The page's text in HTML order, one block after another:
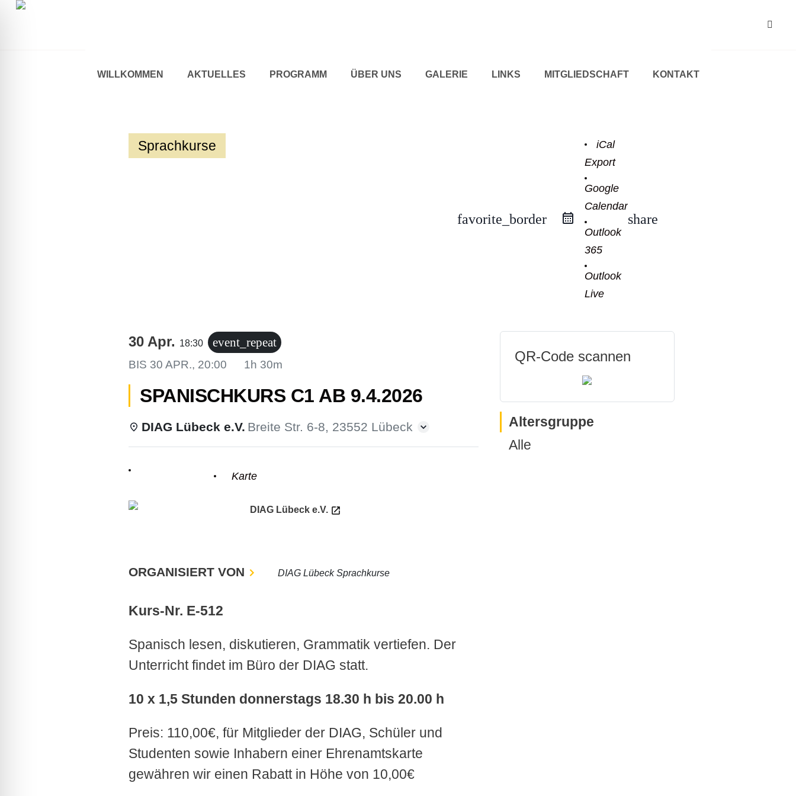
WILLKOMMEN AKTUELLES PROGRAMM ÜBER UNS GALERIE LINKS MITGLIEDSCHAFT KONTAKT
Sprachkurse
favorite_border
iCal
Export
Google
Calendar
Outlook
365
Outlook
Live
share
30 Apr. 18:30 event_repeat
BIS 30 APR., 20:00 1h 30m
SPANISCHKURS C1 AB 9.4.2026
DIAG Lübeck e.V. Breite Str. 6-8, 23552 Lübeck
Karte
DIAG Lübeck e.V.
ORGANISIERT VON DIAG Lübeck Sprachkurse
Kurs-Nr. E-512
Spanisch lesen, diskutieren, Grammatik vertiefen. Der
Unterricht findet im Büro der DIAG statt.
10 x 1,5 Stunden donnerstags 18.30 h bis 20.00 h
Preis: 110,00€, für Mitglieder der DIAG, Schüler und
Studenten sowie Inhabern einer Ehrenamtskarte
gewähren wir einen Rabatt in Höhe von 10,00€
QR-Code scannen
Altersgruppe
Alle